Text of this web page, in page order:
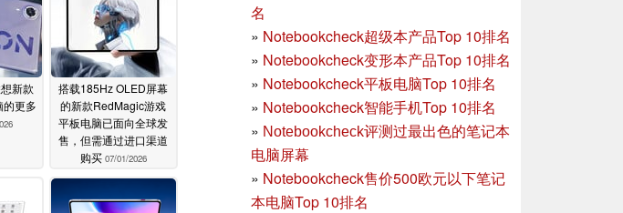
名
» Notebookcheck超级本产品Top 10排名
» Notebookcheck变形本产品Top 10排名
» Notebookcheck平板电脑Top 10排名
» Notebookcheck智能手机Top 10排名
» Notebookcheck评测过最出色的笔记本
电脑屏幕
» Notebookcheck售价500欧元以下笔记
本电脑Top 10排名
新款
更多
搭载185Hz OLED屏幕
的新款RedMagic游戏
平板电脑已面向全球发
售，但需通过进口渠道
购买 07/01/2026